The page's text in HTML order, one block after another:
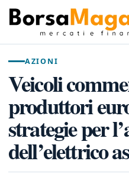
AZIONI
Veicoli
produttori
strategie per
dell’elettrico